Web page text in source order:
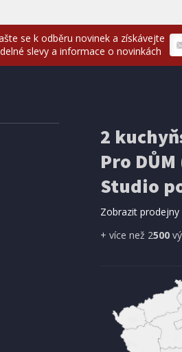
METEOSTANICE
ECG MS 300 White
se k odběru novinek a získávejte
slevy a informace o novinkách
2
Pro
Studio
Zobrazit prodejny
+ více než 2500